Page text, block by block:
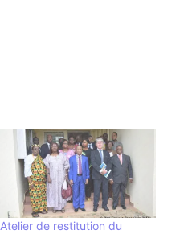
Atelier de restitution du